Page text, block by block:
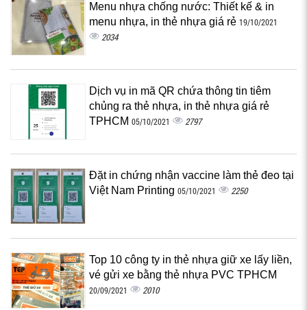
Menu nhựa chống nước: Thiết kế & in
menu nhựa, in thẻ nhựa giá rẻ 19/10/2021
2034
Dịch vụ in mã QR chứa thông tin tiêm
chủng ra thẻ nhựa, in thẻ nhựa giá rẻ
TPHCM 05/10/2021 2797
Đặt in chứng nhận vaccine làm thẻ đeo tại
Việt Nam Printing 05/10/2021 2250
Top 10 công ty in thẻ nhựa giữ xe lấy liền,
vé gửi xe bằng thẻ nhựa PVC TPHCM
20/09/2021 2010